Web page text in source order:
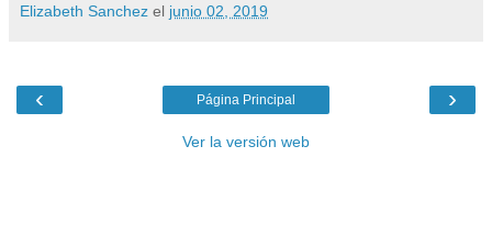
Elizabeth Sanchez el junio 02, 2019
‹ ›
Página Principal
Ver la versión web